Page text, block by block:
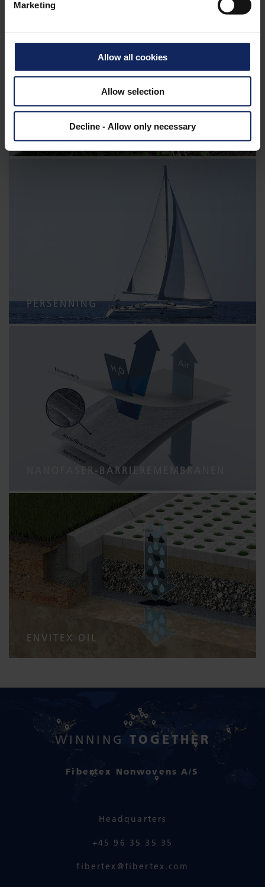
Marketing
Allow all cookies
Allow selection
Decline - Allow only necessary
PERSENNING
NANOFASER-BARRIEREMEMBRANEN
ENVITEX OIL
WINNING TOGETHER
Fibertex Nonwovens A/S
Headquarters
+45 96 35 35 35
fibertex@fibertex.com